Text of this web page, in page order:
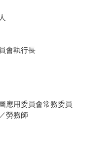
會執行長
應用委員會常務委員
勞務師